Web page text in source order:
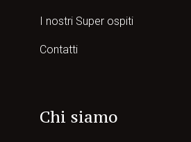
I nostri Super ospiti
Contatti
Chi siamo